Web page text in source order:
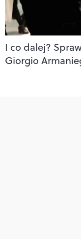
I co dalej?
Giorgio